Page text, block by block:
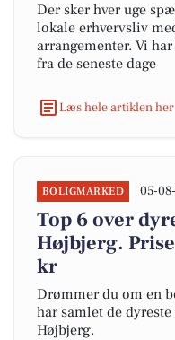
Der sker hver uge
lokale erhvervsliv
arrangementer. Vi
fra de seneste dage
Læs hele artiklen her
BOLIGMARKED 05-
Top 6 over
Højbjerg.
kr
Drømmer du om en
har samlet de
Højbjerg.